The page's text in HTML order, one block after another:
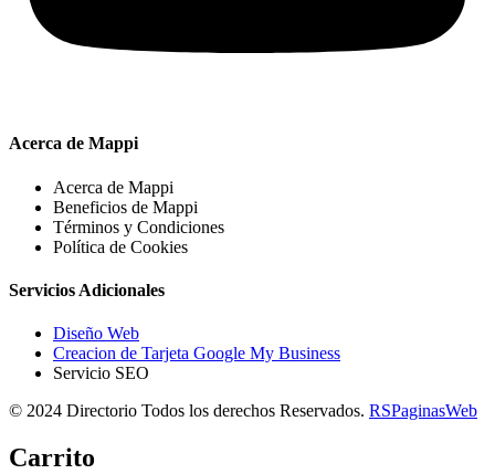
Acerca de Mappi
Acerca de Mappi
Beneficios de Mappi
Términos y Condiciones
Política de Cookies
Servicios Adicionales
Diseño Web
Creacion de Tarjeta Google My Business
Servicio SEO
© 2024 Directorio Todos los derechos Reservados. RSPaginasWeb
Carrito